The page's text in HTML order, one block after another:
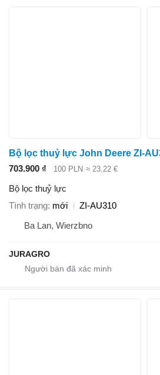
703.900 ₫ 100 PLN ≈ 23,22 €
Bộ lọc thuỷ lực
Tình trạng mới
ZI-AU310
Ba Lan, Wierzbno
JURAGRO